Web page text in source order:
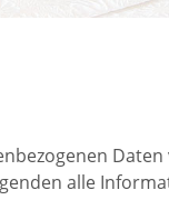
alle